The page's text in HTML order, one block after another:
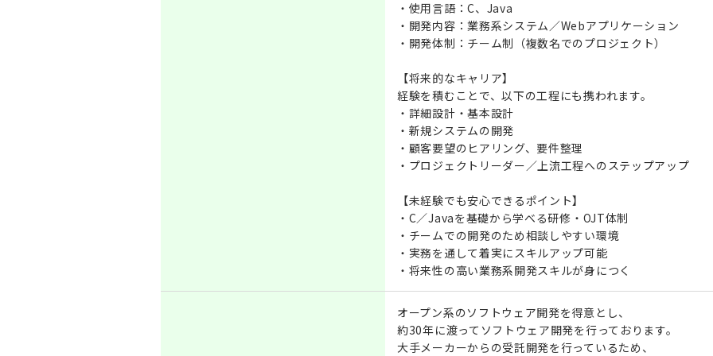
・使用言語：C、Java
・開発内容：業務系システム／Webアプリケーション
・開発体制：チーム制（複数名でのプロジェクト）
【将来的なキャリア】
経験を積むことで、以下の工程にも携われます。
・詳細設計・基本設計
・新規システムの開発
・顧客要望のヒアリング、要件整理
・プロジェクトリーダー／上流工程へのステップアップ
【未経験でも安心できるポイント】
・C／Javaを基礎から学べる研修・OJT体制
・チームでの開発のため相談しやすい環境
・実務を通して着実にスキルアップ可能
・将来性の高い業務系開発スキルが身につく
オープン系のソフトウェア開発を得意とし、
約30年に渡ってソフトウェア開発を行っております。
大手メーカーからの受託開発を行っているため、